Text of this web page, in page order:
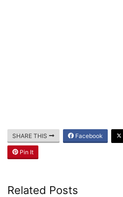
SHARE THIS Facebook
Pin It
Related Posts